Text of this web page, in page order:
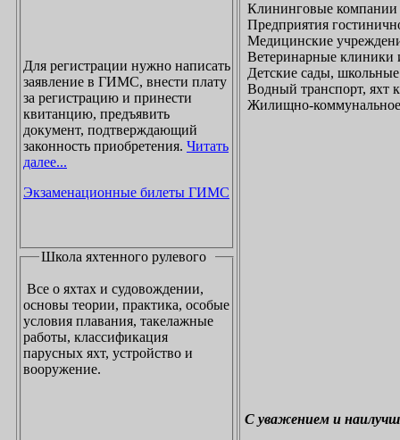
Для регистрации нужно написать
заявление в ГИМС, внести плату
за регистрацию и принести
квитанцию, предъявить
документ, подтверждающий
законность приобретения. Читать
далее...
Экзаменационные билеты ГИМС
Школа яхтенного рулевого
Все о яхтах и судовождении,
основы теории, практика, особые
условия плавания, такелажные
работы, классификация
парусных яхт, устройство и
вооружение.
Клининговые компании
Предприятия
Медицинские
Ветеринарные клиники
Детские сады,
Водный транспорт,
Жилищно-коммунальное
С уважением и